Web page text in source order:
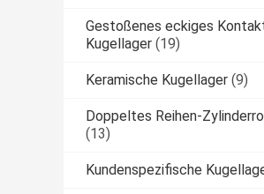
Gestoßenes eckiges
Kugellager (19)
Keramische Kugellager (9)
Doppeltes Reihen-
(13)
Kundenspezifische